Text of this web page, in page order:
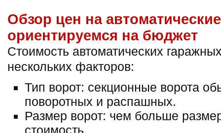
Обзор цен на
ориентируемся на бюджет
Стоимость автоматических
нескольких факторов:
Тип ворот: секционные ворота
поворотных и распашных.
Размер ворот: чем больше
стоимость.